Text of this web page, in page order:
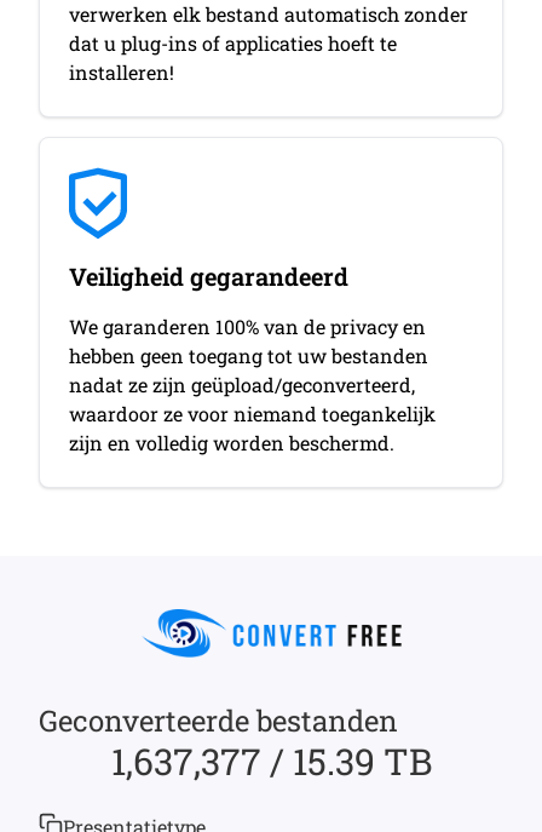
verwerken elk bestand automatisch zonder
dat u plug-ins of applicaties hoeft te
installeren!
Veiligheid gegarandeerd
We garanderen 100% van de privacy en
hebben geen toegang tot uw bestanden
nadat ze zijn geüpload/geconverteerd,
waardoor ze voor niemand toegankelijk
zijn en volledig worden beschermd.
Geconverteerde bestanden
1,637,377 / 15.39 TB
Presentatietype